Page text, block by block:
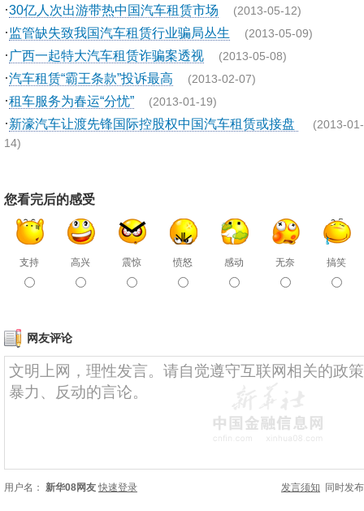
·30亿人次出游带热中国汽车租赁市场 (2013-05-12)
·监管缺失致我国汽车租赁行业骗局丛生 (2013-05-09)
· 广西一起特大汽车租赁诈骗案透视 (2013-05-08)
·汽车租赁“霸王条款”投诉最高 (2013-02-07)
·租车服务为春运“分忧” (2013-01-19)
·新濠汽车让渡先锋国际控股权中国汽车租赁或接盘 (2013-01-
14)
您看完后的感受
支持 高兴 震惊 愤怒 感动 无奈 搞笑
网友评论
用户名： 新华08网友 快速登录 发言须知 同时发